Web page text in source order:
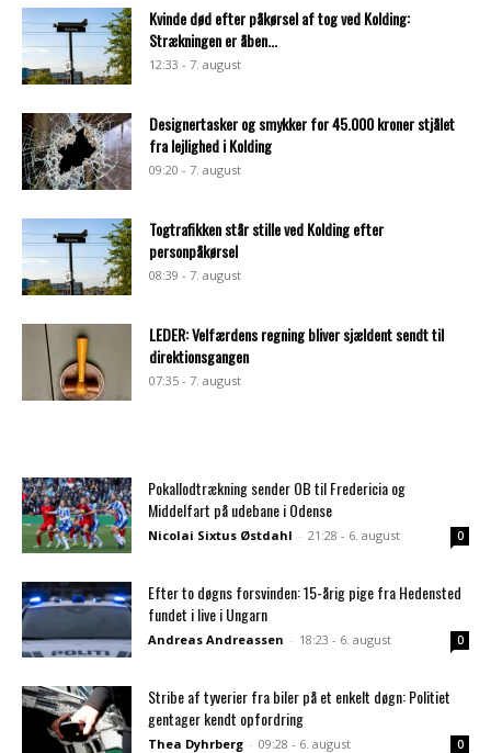
Kvinde død efter påkørsel af tog ved Kolding:
Strækningen er åben...
12:33 - 7. august
Designertasker og smykker for 45.000 kroner stjålet
fra lejlighed i Kolding
09:20 - 7. august
Togtrafikken står stille ved Kolding efter
personpåkørsel
08:39 - 7. august
LEDER: Velfærdens regning bliver sjældent sendt til
direktionsgangen
07:35 - 7. august
Pokallodtrækning sender OB til Fredericia og
Middelfart på udebane i Odense
Nicolai Sixtus Østdahl - 21:28 - 6. august 0
Efter to døgns forsvinden: 15-årig pige fra Hedensted
fundet i live i Ungarn
Andreas Andreassen - 18:23 - 6. august 0
Stribe af tyverier fra biler på et enkelt døgn: Politiet
gentager kendt opfordring
Thea Dyhrberg - 09:28 - 6. august 0